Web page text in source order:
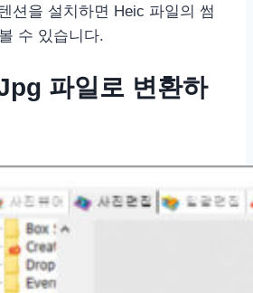
션을 설치하면 Heic 파일의 썸
수 있습니다.
파일로 변환하